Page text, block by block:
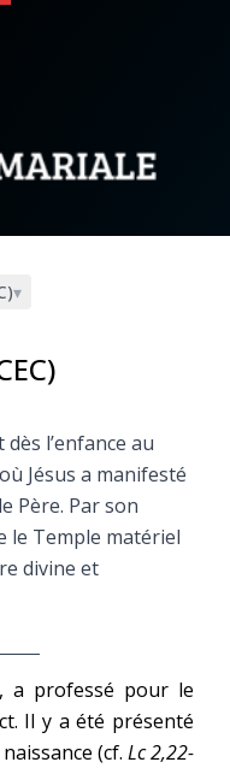
Infos légales
▾
l’enfance au
Jésus a manifesté
Père. Par son
le Temple matériel
divine et
a professé pour le
Il y a été présenté
(cf. Lc 2,22-